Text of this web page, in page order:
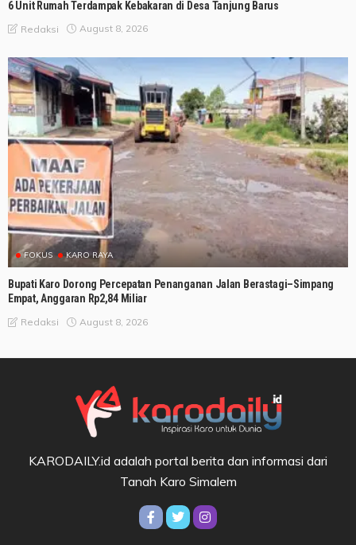
6 Unit Rumah Terdampak Kebakaran di Desa Tanjung Barus
Redaksi August 8, 2026
FOKUS KARO RAYA
Bupati Karo Dorong Percepatan Penanganan Jalan Berastagi–Simpang
Empat, Anggaran Rp2,84 Miliar
Redaksi August 8, 2026
KARODAILY.id adalah portal berita dan informasi dari
Tanah Karo Simalem